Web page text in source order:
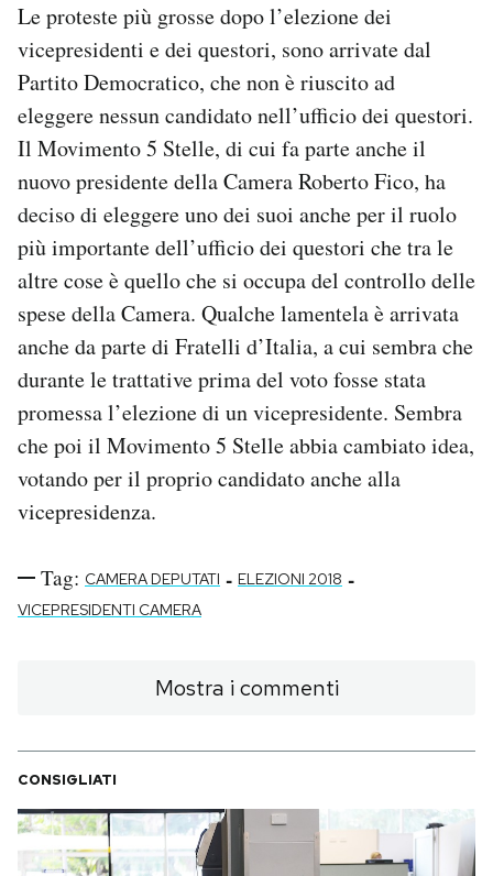
Le proteste più grosse dopo l’elezione dei
vicepresidenti e dei questori, sono arrivate dal
Partito Democratico, che non è riuscito ad
eleggere nessun candidato nell’ufficio dei questori.
Il Movimento 5 Stelle, di cui fa parte anche il
nuovo presidente della Camera Roberto Fico, ha
deciso di eleggere uno dei suoi anche per il ruolo
più importante dell’ufficio dei questori che tra le
altre cose è quello che si occupa del controllo delle
spese della Camera. Qualche lamentela è arrivata
anche da parte di Fratelli d’Italia, a cui sembra che
durante le trattative prima del voto fosse stata
promessa l’elezione di un vicepresidente. Sembra
che poi il Movimento 5 Stelle abbia cambiato idea,
votando per il proprio candidato anche alla
vicepresidenza.
Tag: CAMERA DEPUTATI - ELEZIONI 2018 -
VICEPRESIDENTI CAMERA
Mostra i commenti
CONSIGLIATI